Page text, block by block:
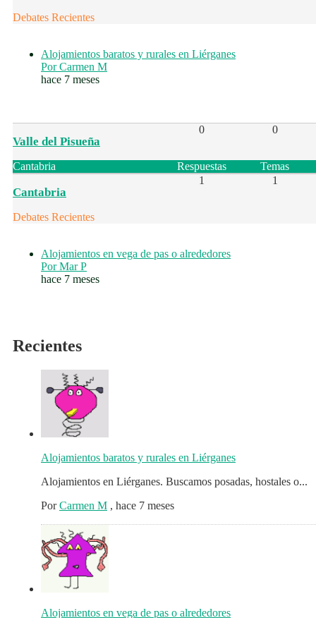
Debates Recientes
Alojamientos baratos y rurales en Liérganes
Por Carmen M
hace 7 meses
Valle del Pisueña
0 0
Cantabria Respuestas Temas
Cantabria
Debates Recientes
1 1
Alojamientos en vega de pas o alrededores
Por Mar P
hace 7 meses
Recientes
Alojamientos baratos y rurales en Liérganes
Alojamientos en Liérganes. Buscamos posadas, hostales o...
PorCarmen M , hace 7 meses
Alojamientos en vega de pas o alrededores